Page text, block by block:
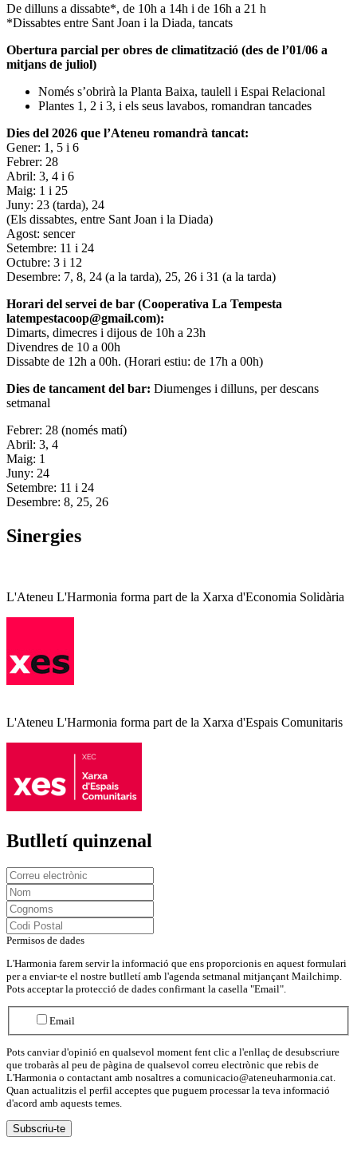
De dilluns a dissabte*, de 10h a 14h i de 16h a 21 h
*Dissabtes entre Sant Joan i la Diada, tancats
Obertura parcial per obres de climatització (des de l’01/06 a
mitjans de juliol)
Només s’obrirà la Planta Baixa, taulell i Espai Relacional
Plantes 1, 2 i 3, i els seus lavabos, romandran tancades
Dies del 2026 que l’Ateneu romandrà tancat:
Gener: 1, 5 i 6
Febrer: 28
Abril: 3, 4 i 6
Maig: 1 i 25
Juny: 23 (tarda), 24
(Els dissabtes, entre Sant Joan i la Diada)
Agost: sencer
Setembre: 11 i 24
Octubre: 3 i 12
Desembre: 7, 8, 24 (a la tarda), 25, 26 i 31 (a la tarda)
Horari del servei de bar (Cooperativa La Tempesta
latempestacoop@gmail.com):
Dimarts, dimecres i dijous de 10h a 23h
Divendres de 10 a 00h
Dissabte de 12h a 00h. (Horari estiu: de 17h a 00h)
Dies de tancament del bar: Diumenges i dilluns, per descans
setmanal
Febrer: 28 (només matí)
Abril: 3, 4
Maig: 1
Juny: 24
Setembre: 11 i 24
Desembre: 8, 25, 26
Sinergies
L'Ateneu L'Harmonia forma part de la Xarxa d'Economia Solidària
L'Ateneu L'Harmonia forma part de la Xarxa d'Espais Comunitaris
Butlletí quinzenal
Permisos de dades
L'Harmonia farem servir la informació que ens proporcionis en aquest formulari
per a enviar-te el nostre butlletí amb l'agenda setmanal mitjançant Mailchimp.
Pots acceptar la protecció de dades confirmant la casella "Email".
Email
Pots canviar d'opinió en qualsevol moment fent clic a l'enllaç de desubscriure
que trobaràs al peu de pàgina de qualsevol correu electrònic que rebis de
L'Harmonia o contactant amb nosaltres a comunicacio@ateneuharmonia.cat.
Quan actualitzis el perfil acceptes que puguem processar la teva informació
d'acord amb aquests temes.